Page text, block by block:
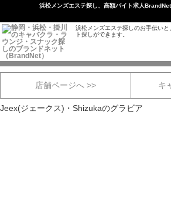
浜松メンズエステ探し、高額バイト求人BrandNet
浜松メンズエステ探しのお手伝いと
ト探しができます。
Jeex(ジェークス)・静花 スペシャルグラビア
店舗ページへ >> キ
Jeex(ジェークス)・Shizukaのグラビア